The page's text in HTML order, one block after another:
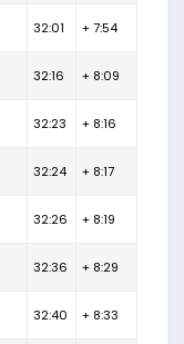
32:01 + 7:54
32:16 + 8:09
32:23 + 8:16
32:24 + 8:17
32:26 + 8:19
32:36 + 8:29
32:40 + 8:33